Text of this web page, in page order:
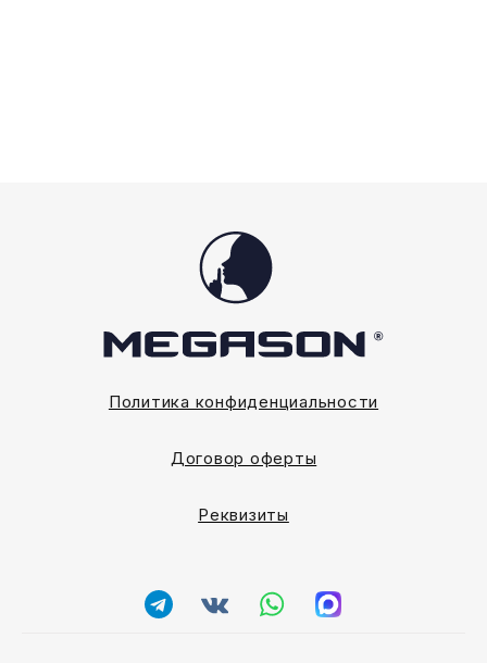
Политика конфиденциальности
Договор оферты
Реквизиты